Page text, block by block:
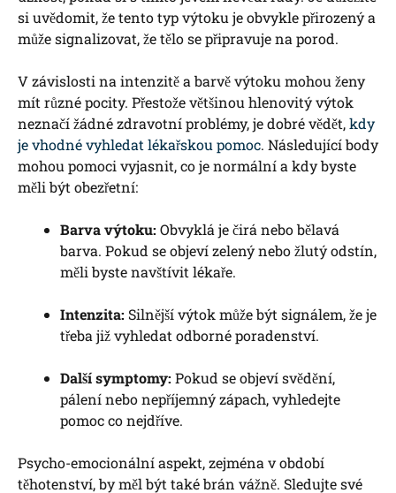
si uvědomit, že tento typ výtoku je obvykle přirozený a
může signalizovat, že tělo se připravuje na porod.
V závislosti na intenzitě a barvě výtoku mohou ženy
mít různé pocity. Přestože většinou hlenovitý výtok
neznačí žádné zdravotní problémy, je dobré vědět,kdy
je vhodné vyhledat lékařskou pomoc. Následující body
mohou pomoci vyjasnit, co je normální a kdy byste
měli být obezřetní:
Barva výtoku: Obvyklá je čirá nebo bělavá
barva. Pokud se objeví zelený nebo žlutý odstín,
měli byste navštívit lékaře.
Intenzita: Silnější výtok může být signálem, že je
třeba již vyhledat odborné poradenství.
Další symptomy: Pokud se objeví svědění,
pálení nebo nepříjemný zápach, vyhledejte
pomoc co nejdříve.
Psycho-emocionální aspekt, zejména v období
těhotenství, by měl být také brán vážně. Sledujte své